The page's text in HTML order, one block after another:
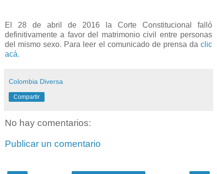
El 28 de abril de 2016 la Corte Constitucional falló
definitivamente a favor del matrimonio civil entre personas
del mismo sexo. Para leer el comunicado de prensa da clic
acá.
Colombia Diversa
Compartir
No hay comentarios:
Publicar un comentario